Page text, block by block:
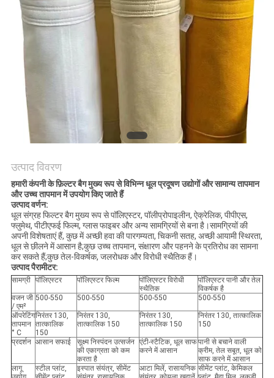
साइटमैप
PRIVACY
POLICY
उत्पाद विवरण
हमारी कंपनी के फ़िल्टर बैग मुख्य रूप से विभिन्न धूल प्रदूषण उद्योगों और सामान्य तापमान
और उच्च तापमान में उपयोग किए जाते हैं
उत्पाद वर्णन:
धूल संग्रह फिल्टर बैग मुख्य रूप से पॉलिएस्टर, पॉलीप्रोपाइलीन, ऐक्रेलिक, पीपीएस,
फ्लुमेथ, पीटीएफई फिल्म, ग्लास फाइबर और अन्य सामग्रियों से बना है।सामग्रियों की
अपनी विशेषताएं हैं, कुछ में अच्छी हवा की पारगम्यता, चिकनी सतह, अच्छी आयामी स्थिरता,
धूल से छीलने में आसान है;कुछ उच्च तापमान, संक्षारण और पहनने के प्रतिरोध का सामना
कर सकते हैं;कुछ तेल-विकर्षक, जलरोधक और विरोधी स्थैतिक हैं।
उत्पाद पैरामीटर:
सामग्री पॉलिएस्टर पॉलिएस्टर फिल्म
पॉलिएस्टर विरोधी
स्थैतिक
पॉलिएस्टर पानी और तेल
विकर्षक है
वजन जी
/ एम²
500-550 500-550 500-550 500-550
ऑपरेटिंग
तापमान
° C
निरंतर 130,
तात्कालिक
150
निरंतर 130,
तात्कालिक 150
निरंतर 130,
तात्कालिक 150
निरंतर 130, तात्कालिक
150
प्रदर्शन आसान सफाई
सूक्ष्म निस्पंदन उत्सर्जन
की एकाग्रता को कम
करता है
एंटी-स्टैटिक, धूल साफ
करने में आसान
पानी से बचाने वाली
क्रीम, तेल सबूत, धूल को
साफ करने में आसान
लागू
स्टील प्लांट,
इस्पात संयंत्र, सीमेंट
आटा मिलें, रासायनिक सीमेंट प्लांट, केमिकल